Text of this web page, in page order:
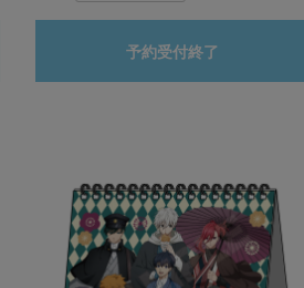
予約受付終了